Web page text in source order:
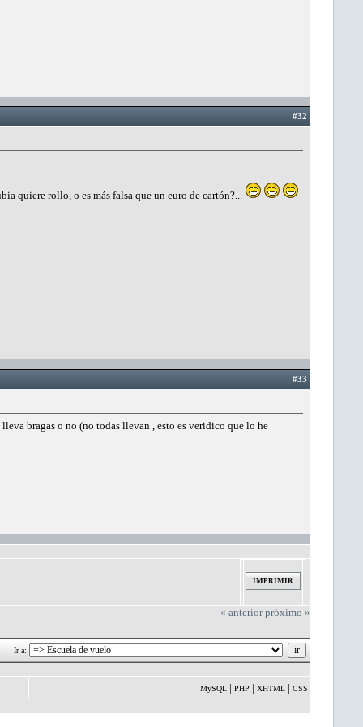
#32
quiere rollo, o es más falsa que un euro de cartón?...
#33
bragas o no (no todas llevan , esto es veridico que lo he
IMPRIMIR
« anterior próximo »
Ir a:
MySQL | PHP | XHTML | CSS